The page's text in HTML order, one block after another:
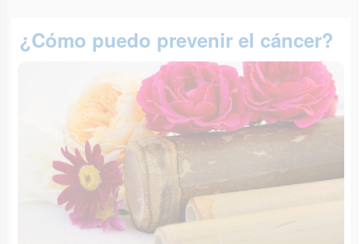
¿Cómo puedo prevenir el cáncer?